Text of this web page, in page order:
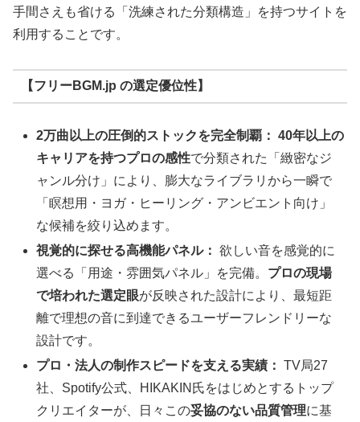
手間さえも省ける「洗練された分類構造」を持つサイトを
利用することです。
【フリーBGM.jp の選定優位性】
2万曲以上の圧倒的ストックを完全制覇： 40年以上の
キャリアを持つプロの感性で分類された「緻密なジ
ャンル分け」により、膨大なライブラリから一瞬で
「瞑想用・ヨガ・ヒーリング・アンビエント向け」
な候補を絞り込めます。
視覚的に探せる高機能パネル： 欲しい音を感覚的に
選べる「用途・雰囲気パネル」を完備。 プロの現場
で培われた選定眼が反映された設計により、最短距
離で理想の音に到達できるユーザーフレンドリーな
設計です。
プロ・法人の制作スピードを支える実績： TV局27
社、Spotify公式、HIKAKIN氏をはじめとするトップ
クリエイターが、日々この妥協のない品質管理に基